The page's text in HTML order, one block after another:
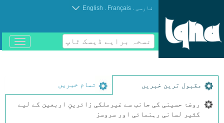
فارسی .
Français
.
English
نسخہ برایے ڈیسک ٹاپ
باز
و
مقبول ترین خبریں تمام خبریں
روضۂ حسینی کی جانب سے غیرملکی زائرینِ اربعین کے لیے
کثیر لسانی رہنمائی اور سروسز